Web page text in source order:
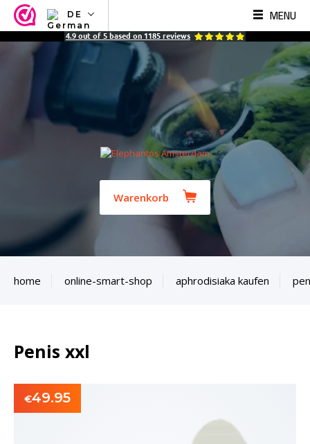
DE
NL
ES
MENU
4.9 out of 5 based on 1185 reviews
Warenkorb
home online-smart-shop aphrodisiaka kaufen
Penis xxl
€49.95